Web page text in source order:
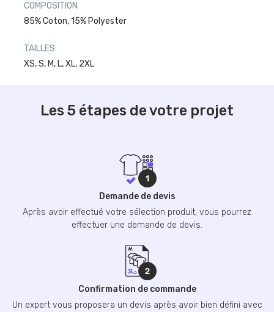
COMPOSITION
85% Coton, 15% Polyester
TAILLES
XS, S, M, L, XL, 2XL
Les 5 étapes de votre projet
Demande de devis
Après avoir effectué votre sélection produit, vous pourrez
effectuer une demande de devis.
Confirmation de commande
Un expert vous proposera un devis après avoir bien défini avec